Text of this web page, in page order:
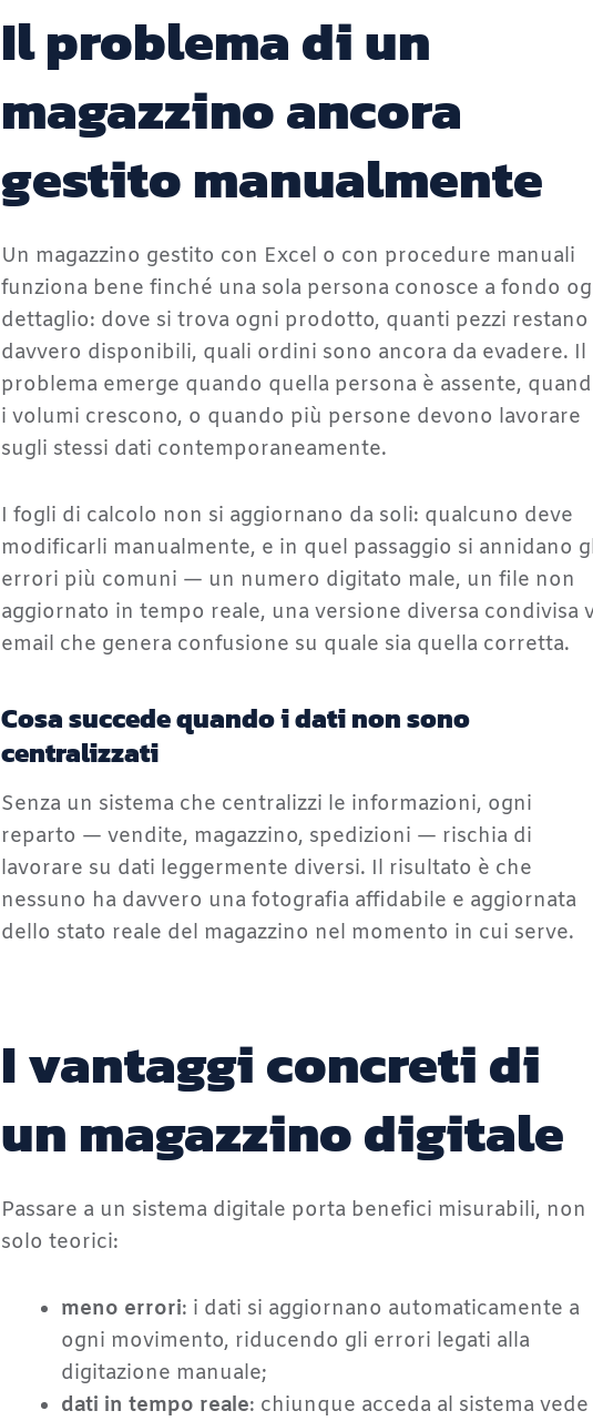
Il problema di un
magazzino ancora
gestito manualmente
Un magazzino gestito con Excel o con procedure manuali
funziona bene finché una sola persona conosce a fondo
dettaglio: dove si trova ogni prodotto, quanti pezzi restano
davvero disponibili, quali ordini sono ancora da evadere. Il
problema emerge quando quella persona è assente,
i volumi crescono, o quando più persone devono lavorare
sugli stessi dati contemporaneamente.
I fogli di calcolo non si aggiornano da soli: qualcuno deve
modificarli manualmente, e in quel passaggio si annidano
errori più comuni — un numero digitato male, un file non
aggiornato in tempo reale, una versione diversa condivisa
email che genera confusione su quale sia quella corretta.
Cosa succede quando i dati non sono
centralizzati
Senza un sistema che centralizzi le informazioni, ogni
reparto — vendite, magazzino, spedizioni — rischia di
lavorare su dati leggermente diversi. Il risultato è che
nessuno ha davvero una fotografia affidabile e aggiornata
dello stato reale del magazzino nel momento in cui serve.
I vantaggi concreti di
un magazzino digitale
Passare a un sistema digitale porta benefici misurabili, non
solo teorici:
meno errori: i dati si aggiornano automaticamente a
ogni movimento, riducendo gli errori legati alla
digitazione manuale;
dati in tempo reale: chiunque acceda al sistema vede